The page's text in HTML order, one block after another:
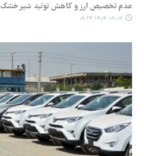
عدم تخصیص ارز و کاهش تولید شیر خشک
۱۴۰۴-۰۹-۰۷ ۰۹:۲۴